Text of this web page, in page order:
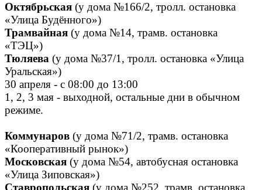
Октябрьская (у дома №166/2, тролл. остановка
«Улица Будённого»)
Трамвайная (у дома №14, трамв. остановка
«ТЭЦ»)
Тюляева (у дома №37/1, тролл. остановка «Улица
Уральская»)
30 апреля - с 08:00 до 13:00
1, 2, 3 мая - выходной, остальные дни в обычном
режиме.
Коммунаров (у дома №71/2, трамв. остановка
«Кооперативный рынок»)
Московская (у дома №54, автобусная остановка
«Улица Зиповская»)